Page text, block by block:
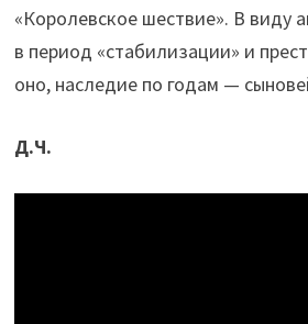
«Королевское шествие». В виду
в период «стабилизации» и
оно, наследие по годам —
Д.Ч.